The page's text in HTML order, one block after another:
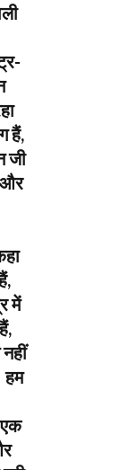
हैं,
जी
और
में
हम
एक